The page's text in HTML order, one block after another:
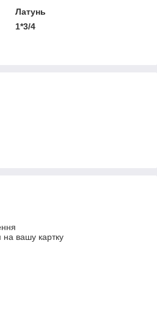
Латунь
1*3/4
на вашу картку